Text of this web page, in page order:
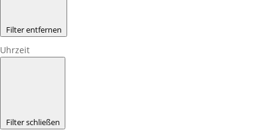
Filter entfernen
Uhrzeit
Filter schließen